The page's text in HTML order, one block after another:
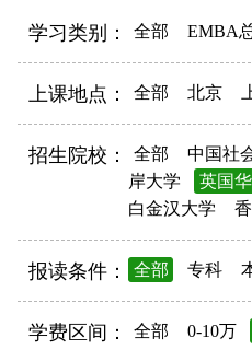
学习类别： 全部 EMBA
上课地点： 全部 北京
招生院校： 全部 中国社
岸大学
英国
白金汉大学
报读条件： 全部 专科
学费区间： 全部 0-10万